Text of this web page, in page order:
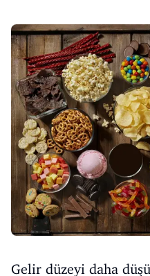
Gelir düzeyi daha